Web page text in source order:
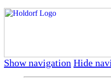
Show navigation Hide